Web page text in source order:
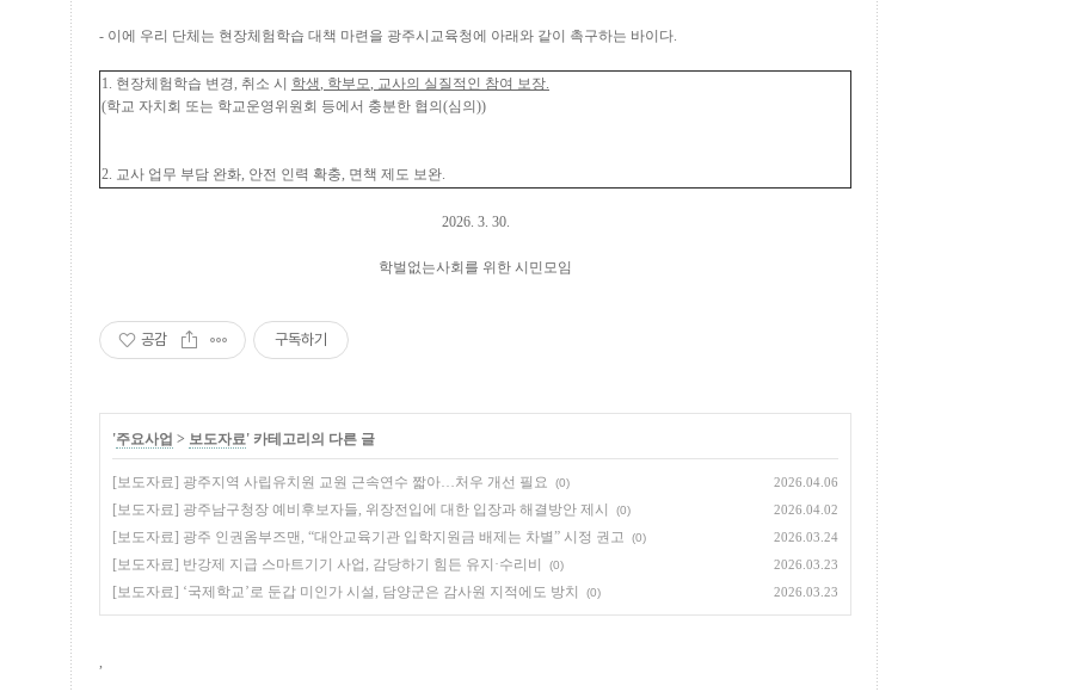
- 이에 우리 단체는 현장체험학습 대책 마련을 광주시교육청에 아래와 같이 촉구하는 바이다.
1. 현장체험학습 변경, 취소 시 학생, 학부모, 교사의 실질적인 참여 보장.
(학교 자치회 또는 학교운영위원회 등에서 충분한 협의 (심의 ))
2. 교사 업무 부담 완화, 안전 인력 확충, 면책 제도 보완.
2026. 3. 30.
학벌없는사회를 위한 시민모임
공감 구독하기
'주요사업 > 보도자료' 카테고리의 다른 글
[보도자료] 광주지역 사립유치원 교원 근속연수 짧아…처우 개선 필요 (0) 2026.04.06
[보도자료] 광주남구청장 예비후보자들, 위장전입에 대한 입장과 해결방안 제시 (0) 2026.04.02
[보도자료] 광주 인권옴부즈맨, “대안교육기관 입학지원금 배제는 차별” 시정 권고 (0) 2026.03.24
[보도자료] 반강제 지급 스마트기기 사업, 감당하기 힘든 유지·수리비 (0) 2026.03.23
[보도자료] ‘국제학교’로 둔갑 미인가 시설, 담양군은 감사원 지적에도 방치 (0) 2026.03.23
,